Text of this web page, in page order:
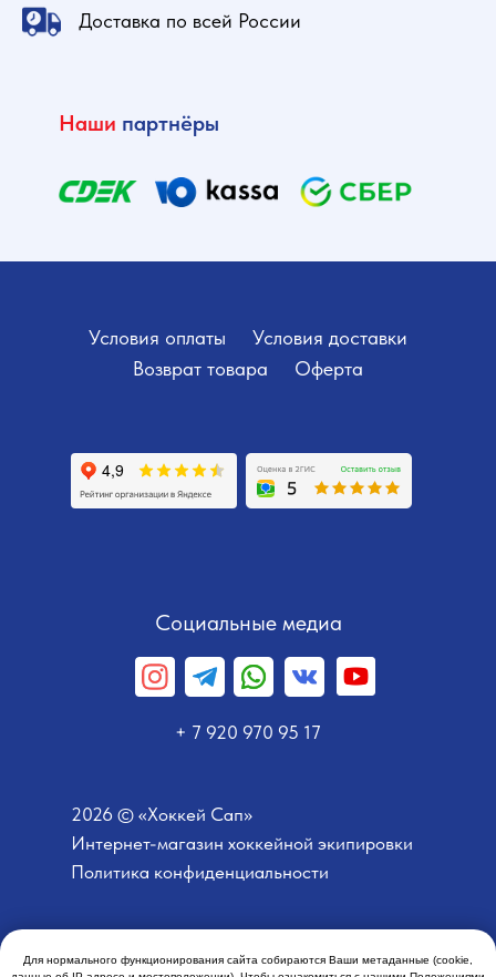
Доставка по всей России
Наши партнёры
Условия оплаты
Условия доставки
Возврат товара
Оферта
2026 © «Хоккей Сап»
Интернет-магазин хоккейной экипировки
Политика конфиденциальности
+ 7 920 970 95 17
Социальные медиа
Для нормального функционирования сайта собираются Ваши метаданные (cookie,